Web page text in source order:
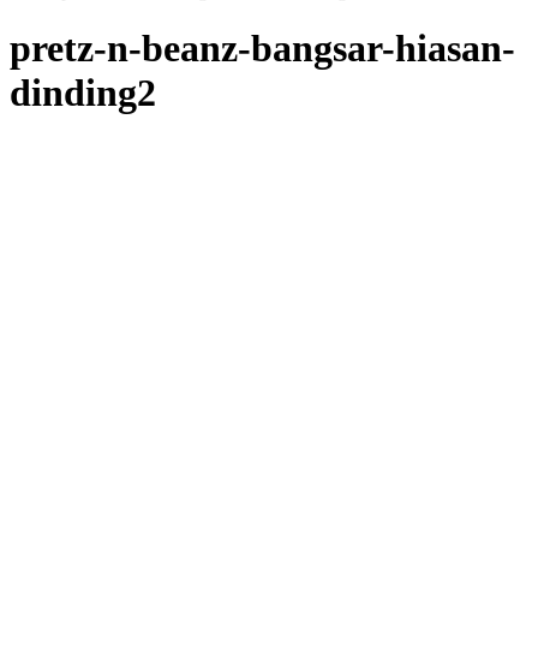
pretz-n-beanz-bangsar-hiasan-
dinding2